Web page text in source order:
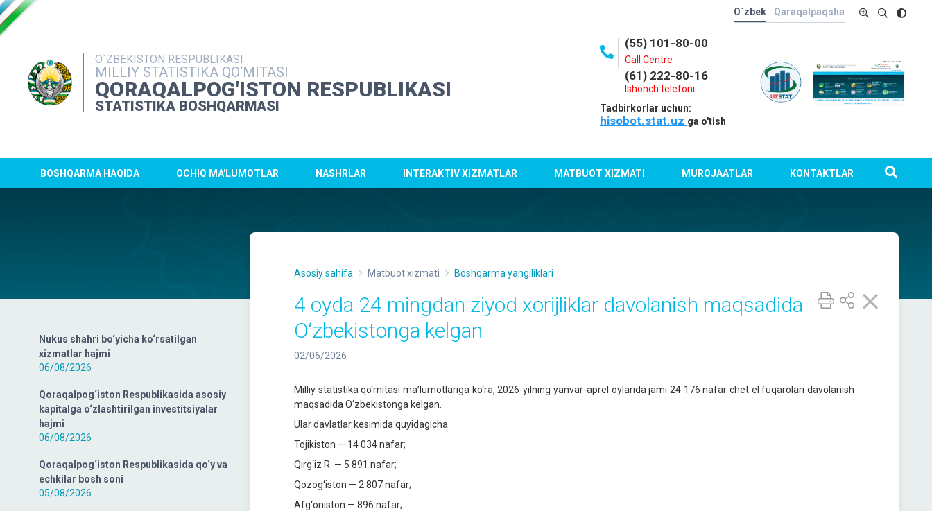
O`zbek Qaraqalpaqsha
O`ZBEKISTON RESPUBLIKASI
MILLIY STATISTIKA QO‘MITASI
QORAQALPOG'ISTON RESPUBLIKASI
STATISTIKA BOSHQARMASI
(55) 101-80-00
Call Centre
(61) 222-80-16
Ishonch telefoni
Tadbirkorlar uchun:
hisobot.stat.uz ga o'tish
BOSHQARMA HAQIDA OCHIQ MA'LUMOTLAR NASHRLAR INTERAKTIV XIZMATLAR MATBUOT XIZMATI MUROJAATLAR KONTAKTLAR
Nukus shahri bo‘yicha ko‘rsatilgan
xizmatlar hajmi
06/08/2026
Qoraqalpog‘iston Respublikasida asosiy
kapitalga o‘zlashtirilgan investitsiyalar
hajmi
06/08/2026
Qoraqalpog‘iston Respublikasida qo‘y va
echkilar bosh soni
05/08/2026
Asosiy sahifa Matbuot xizmati Boshqarma yangiliklari
4 oyda 24 mingdan ziyod xorijliklar davolanish maqsadida
O‘zbekistonga kelgan
02/06/2026
Milliy statistika qo‘mitasi ma’lumotlariga ko‘ra, 2026-yilning yanvar-aprel oylarida jami 24 176 nafar chet el fuqarolari davolanish
maqsadida O‘zbekistonga kelgan.
Ular davlatlar kesimida quyidagicha:
Tojikiston — 14 034 nafar;
Qirg‘iz R. — 5 891 nafar;
Qozog‘iston — 2 807 nafar;
Afg‘oniston — 896 nafar;